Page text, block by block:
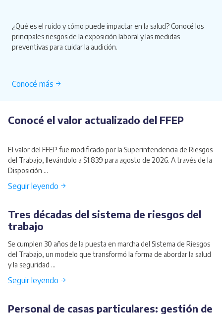
¿Qué es el ruido y cómo puede impactar en la salud? Conocé los
principales riesgos de la exposición laboral y las medidas
preventivas para cuidar la audición.
Conocé más →
Conocé el valor actualizado del FFEP
El valor del FFEP fue modificado por la Superintendencia de Riesgos
del Trabajo, llevándolo a $1.839 para agosto de 2026. A través de la
Disposición ...
Seguir leyendo →
Tres décadas del sistema de riesgos del
trabajo
Se cumplen 30 años de la puesta en marcha del Sistema de Riesgos
del Trabajo, un modelo que transformó la forma de abordar la salud
y la seguridad ...
Seguir leyendo →
Personal de casas particulares: gestión de